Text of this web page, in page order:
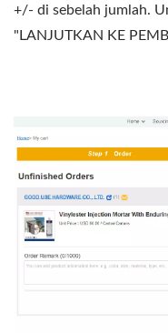
+/- di sebelah jumlah.
"LANJUTKAN KE